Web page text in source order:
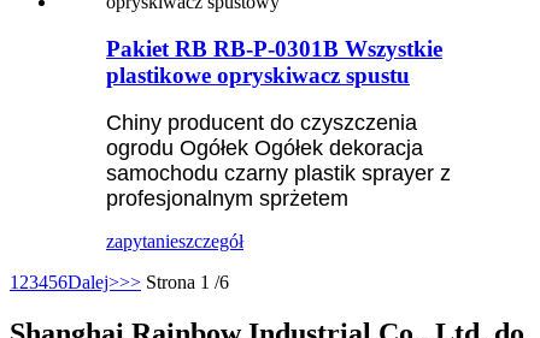
Pakiet RB RB-P-0301B Wszystkie
plastikowe opryskiwacz spustu
Chiny producent do czyszczenia
ogrodu Ogółek Ogółek dekoracja
samochodu czarny plastik sprayer z
profesjonalnym sprżetem
zapytanieszczegół
1 23456Dalej>>> Strona 1 /6